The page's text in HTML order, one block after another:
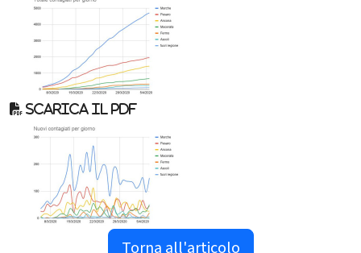
Scarica il pdf
Torna all'articolo